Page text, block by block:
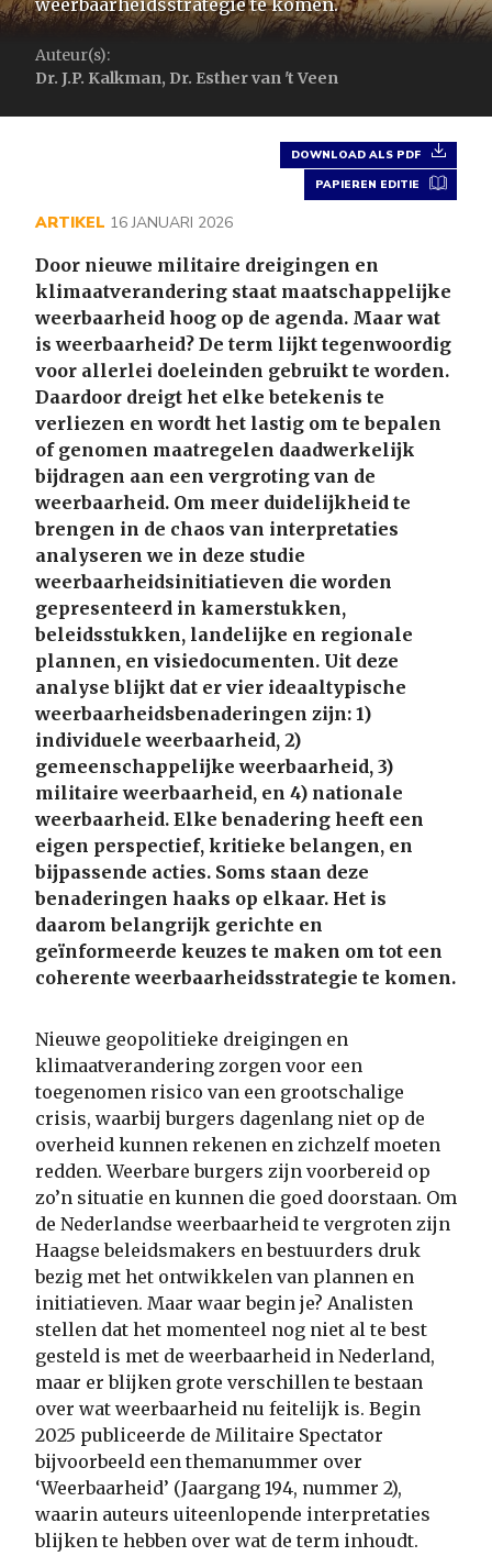
Auteur(s):
Dr. J.P. Kalkman, Dr. Esther van 't Veen
DOWNLOAD ALS PDF
PAPIEREN EDITIE
ARTIKEL 16 JANUARI 2026
Door nieuwe militaire dreigingen en
klimaatverandering staat maatschappelijke
weerbaarheid hoog op de agenda. Maar wat
is weerbaarheid? De term lijkt tegenwoordig
voor allerlei doeleinden gebruikt te worden.
Daardoor dreigt het elke betekenis te
verliezen en wordt het lastig om te bepalen
of genomen maatregelen daadwerkelijk
bijdragen aan een vergroting van de
weerbaarheid. Om meer duidelijkheid te
brengen in de chaos van interpretaties
analyseren we in deze studie
weerbaarheidsinitiatieven die worden
gepresenteerd in kamerstukken,
beleidsstukken, landelijke en regionale
plannen, en visiedocumenten. Uit deze
analyse blijkt dat er vier ideaaltypische
weerbaarheidsbenaderingen zijn: 1)
individuele weerbaarheid, 2)
gemeenschappelijke weerbaarheid, 3)
militaire weerbaarheid, en 4) nationale
weerbaarheid. Elke benadering heeft een
eigen perspectief, kritieke belangen, en
bijpassende acties. Soms staan deze
benaderingen haaks op elkaar. Het is
daarom belangrijk gerichte en
geïnformeerde keuzes te maken om tot een
coherente weerbaarheidsstrategie te komen.
Nieuwe geopolitieke dreigingen en
klimaatverandering zorgen voor een
toegenomen risico van een grootschalige
crisis, waarbij burgers dagenlang niet op de
overheid kunnen rekenen en zichzelf moeten
redden. Weerbare burgers zijn voorbereid op
zo’n situatie en kunnen die goed doorstaan. Om
de Nederlandse weerbaarheid te vergroten zijn
Haagse beleidsmakers en bestuurders druk
bezig met het ontwikkelen van plannen en
initiatieven. Maar waar begin je? Analisten
stellen dat het momenteel nog niet al te best
gesteld is met de weerbaarheid in Nederland,
maar er blijken grote verschillen te bestaan
over wat weerbaarheid nu feitelijk is. Begin
2025 publiceerde de Militaire Spectator
bijvoorbeeld een themanummer over
‘Weerbaarheid’ (Jaargang 194, nummer 2),
waarin auteurs uiteenlopende interpretaties
blijken te hebben over wat de term inhoudt.